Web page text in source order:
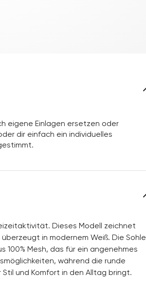
eigene Einlagen ersetzen oder
dir einfach ein individuelles
Dieses Modell zeichnet
in modernem Weiß. Die Sohle
Mesh, das für ein angenehmes
während die runde
und Komfort in den Alltag bringt.